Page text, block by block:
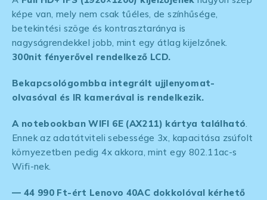
képe van, mely nem csak tűéles, de színhűsége,
betekintési szöge és kontrasztaránya is
nagyságrendekkel jobb, mint egy átlag kijelzőnek.
300nit fényerővel rendelkező LCD.
Bekapcsológombba integrált ujjlenyomat-
olvasóval és IR kamerával is rendelkezik.
A notebookban WIFI 6E (AX211) kártya található
Ennek az adatátviteli sebessége 3x, kapacitása zsúfolt
környezetben pedig 4x akkora, mint egy 802.11ac-s
Wifi-nek.
— 44 990 Ft-ért Lenovo 40AC dokkolóval kérhető